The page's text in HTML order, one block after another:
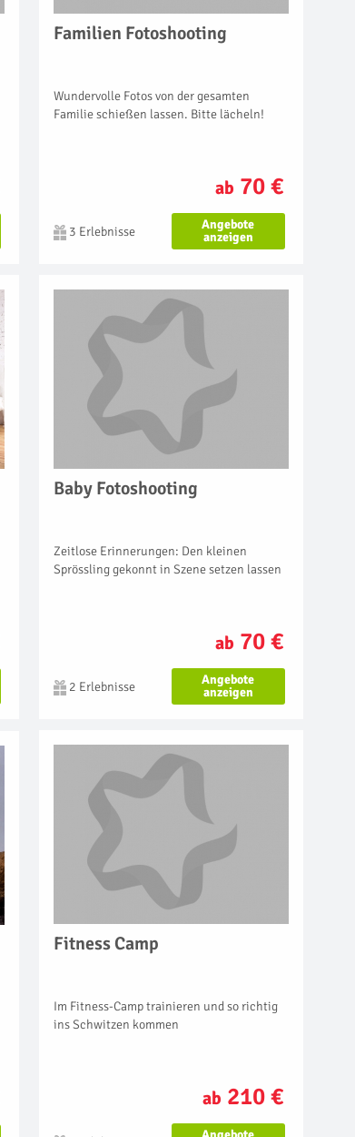
Familien Fotoshooting
Wundervolle Fotos von der gesamten
Familie schießen lassen. Bitte lächeln!
ab 70 €
3 Erlebnisse
Angebote
anzeigen
Baby Fotoshooting
Zeitlose Erinnerungen: Den kleinen
Sprössling gekonnt in Szene setzen lassen
ab 70 €
2 Erlebnisse
Angebote
anzeigen
Fitness Camp
Im Fitness-Camp trainieren und so richtig
ins Schwitzen kommen
ab 210 €